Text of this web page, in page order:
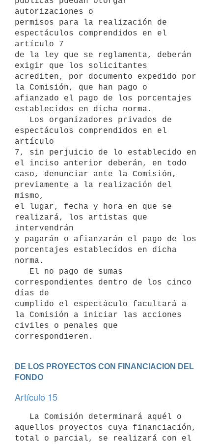
autorizaciones o
permisos para la realización de
espectáculos comprendidos en el
artículo 7
de la ley que se reglamenta, deberán
exigir que los solicitantes
acrediten, por documento expedido por
la Comisión, que han pago o
afianzado el pago de los porcentajes
establecidos en dicha norma.
espectáculos comprendidos en el
artículo
7, sin perjuicio de lo establecido en
el inciso anterior deberán, en todo
caso, denunciar ante la Comisión,
previamente a la realización del
mismo,
el lugar, fecha y hora en que se
realizará, los artistas que
intervendrán
y pagarán o afianzarán el pago de los
porcentajes establecidos en dicha
norma.
correspondientes dentro de los cinco
días de
cumplido el espectáculo facultará a
la Comisión a iniciar las acciones
civiles o penales que
DE LOS PROYECTOS CON FINANCIACION DEL
FONDO
Artículo 15
aquellos proyectos cuya financiación,
total o parcial, se realizará con el